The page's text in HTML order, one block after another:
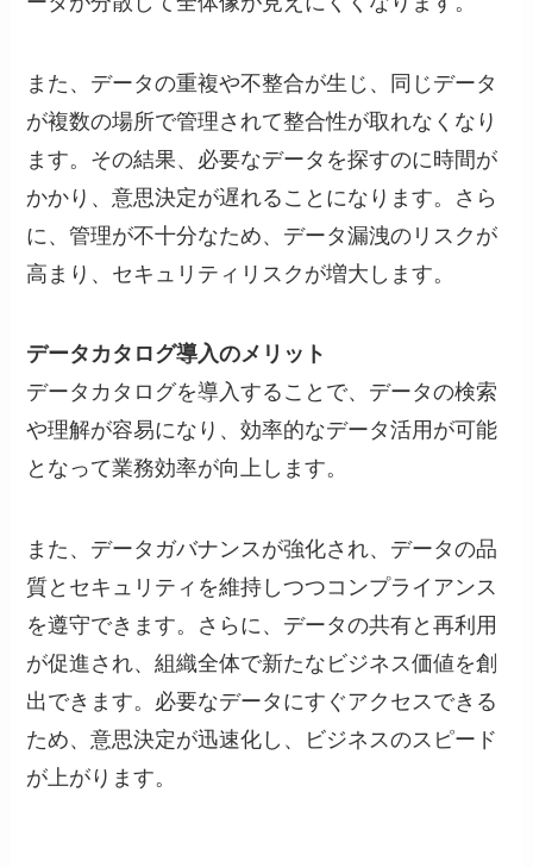
また、データの重複や不整合が生じ、同じデータ
が複数の場所で管理されて整合性が取れなくなり
ます。その結果、必要なデータを探すのに時間が
かかり、意思決定が遅れることになります。さら
に、管理が不十分なため、データ漏洩のリスクが
高まり、セキュリティリスクが増大します。
データカタログ導入のメリット
データカタログを導入することで、データの検索
や理解が容易になり、効率的なデータ活用が可能
となって業務効率が向上します。
また、データガバナンスが強化され、データの品
質とセキュリティを維持しつつコンプライアンス
を遵守できます。さらに、データの共有と再利用
が促進され、組織全体で新たなビジネス価値を創
出できます。必要なデータにすぐアクセスできる
ため、意思決定が迅速化し、ビジネスのスピード
が上がります。